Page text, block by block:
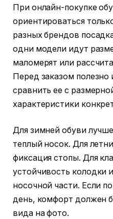
При онлайн-покупке
ориентироваться
разных брендов
одни модели идут
маломерят или
Перед заказом
сравнить ее с
характеристики
Для зимней обуви
теплый носок. Для
фиксация стопы. Для
устойчивость колодки
носочной части. Если
день, комфорт должен
вида на фото.